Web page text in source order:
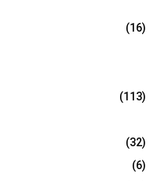
(16)
(113)
(32)
(6)